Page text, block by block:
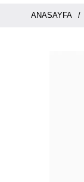
ANASAYFA